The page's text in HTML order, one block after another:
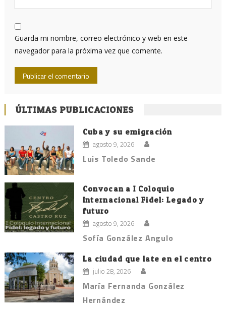
Guarda mi nombre, correo electrónico y web en este
navegador para la próxima vez que comente.
ÚLTIMAS PUBLICACIONES
Cuba y su emigración
agosto 9, 2026
Luis Toledo Sande
Convocan a I Coloquio
Internacional Fidel: Legado y
futuro
agosto 9, 2026
Sofía González Angulo
La ciudad que late en el centro
julio 28, 2026
María Fernanda González
Hernández